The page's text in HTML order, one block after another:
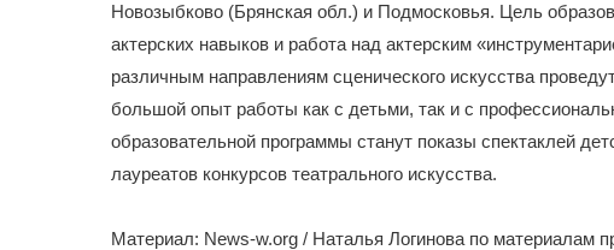
Новозыбково (Брянская обл.) и Подмосковья. Цель
актерских навыков и работа над актерским
различным направлениям сценического искусства
большой опыт работы как с детьми, так и с
образовательной программы станут показы спектаклей
лауреатов конкурсов театрального искусства.
Материал: News-w.org / Наталья Логинова по материалам